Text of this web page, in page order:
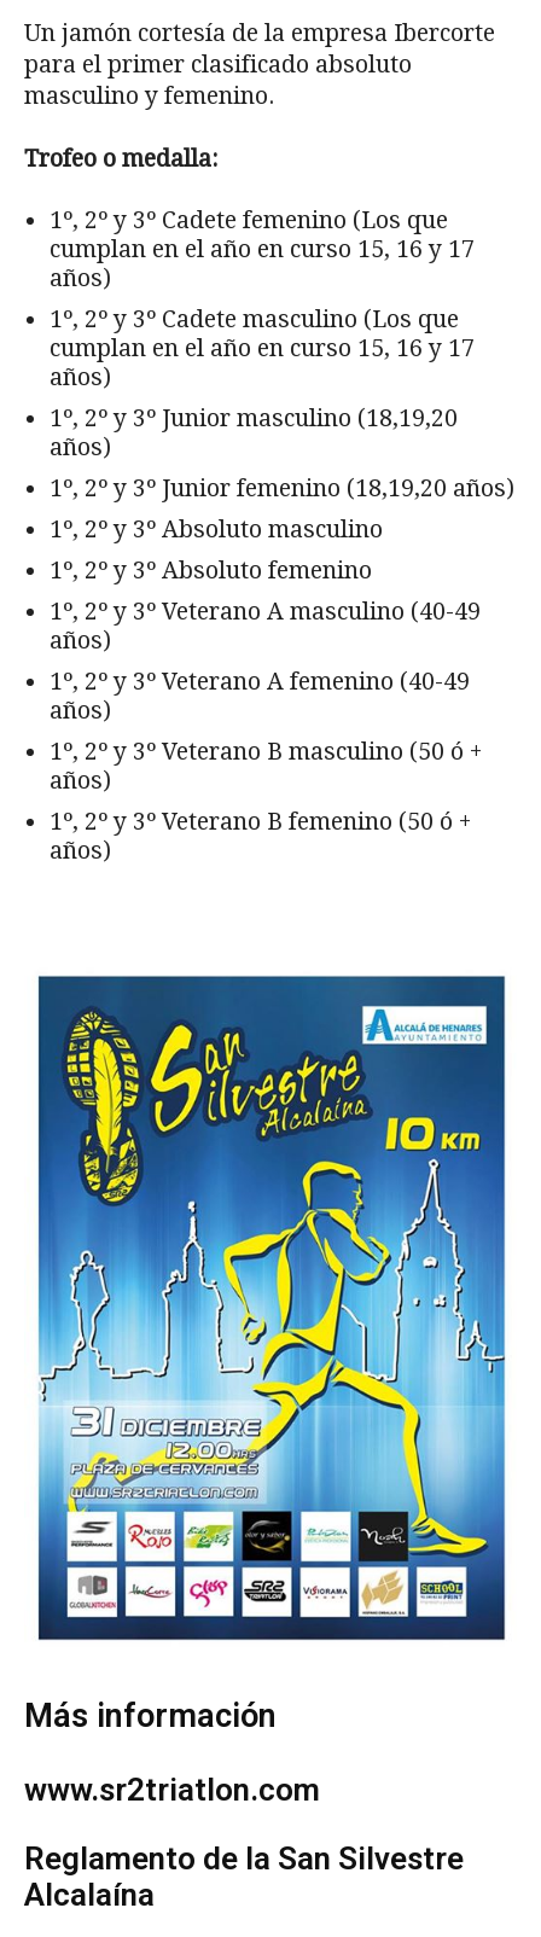
Un jamón cortesía de la empresa Ibercorte
para el primer clasificado absoluto
masculino y femenino.
Trofeo o medalla:
1º, 2º y 3º Cadete femenino (Los que
cumplan en el año en curso 15, 16 y 17
años)
1º, 2º y 3º Cadete masculino (Los que
cumplan en el año en curso 15, 16 y 17
años)
1º, 2º y 3º Junior masculino (18,19,20
años)
1º, 2º y 3º Junior femenino (18,19,20 años)
1º, 2º y 3º Absoluto masculino
1º, 2º y 3º Absoluto femenino
1º, 2º y 3º Veterano A masculino (40-49
años)
1º, 2º y 3º Veterano A femenino (40-49
años)
1º, 2º y 3º Veterano B masculino (50 ó +
años)
1º, 2º y 3º Veterano B femenino (50 ó +
años)
Más información
www.sr2triatlon.com
Reglamento de la San Silvestre
Alcalaína